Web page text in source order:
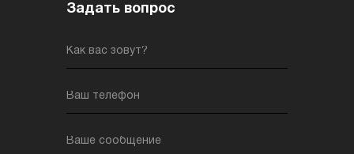
Как вас зовут?
Ваш телефон
Ваше сообщение
Задать вопрос